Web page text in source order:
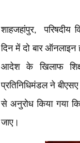
शाहजहांपुर, परिषदीय
दिन में दो बार ऑनलाइन
आदेश के खिलाफ
प्रतिनिधिमंडल ने बीएसए
से अनुरोध किया गया
जाए।